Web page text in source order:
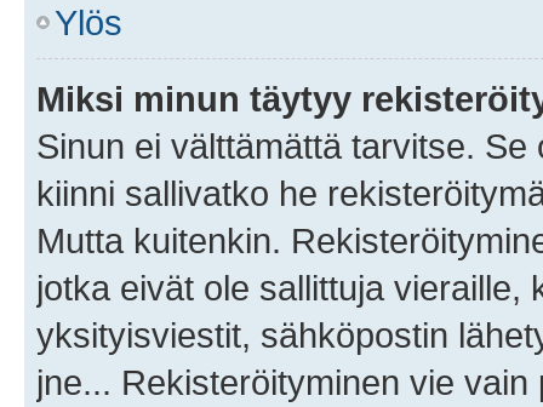
Ylös
Miksi minun täytyy
Sinun ei välttämättä tarvitse.
kiinni sallivatko he
Mutta kuitenkin.
jotka eivät ole sallittuja vieraille,
yksityisviestit, sähköpostin
jne... Rekisteröityminen vie